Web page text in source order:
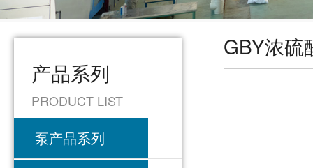
产品系列
PRODUCT LIST
泵产品系列
GBY浓硫